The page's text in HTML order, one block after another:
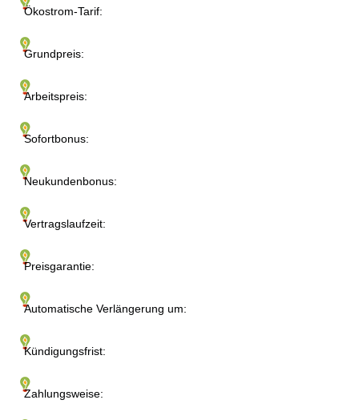
Ökostrom-Tarif:
Grundpreis:
Arbeitspreis:
Sofortbonus:
Neukundenbonus:
Vertragslaufzeit:
Preisgarantie:
Automatische Verlängerung um:
Kündigungsfrist:
Zahlungsweise: